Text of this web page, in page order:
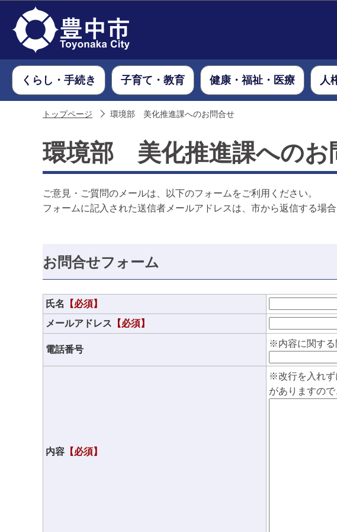
くらし・手続き 子育て・教育 健康・福祉・医療 人
トップページ 環境部 美化推進課へのお問合せ
環境部 美化推進課へのお
ご意見・ご質問のメールは、以下のフォームをご利用ください。
フォームに記入された送信者メールアドレスは、市から返信する場合
お問合せフォーム
氏名
【必須】
メールアドレス 【必須】
電話番号
※内容に関する
内容 【必須】
※改行を入れず
がありますの